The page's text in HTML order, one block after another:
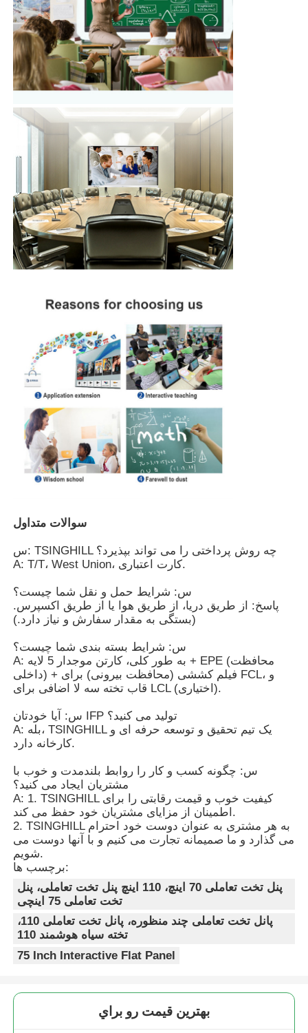
تخته سیاه نانو هوشمند
صفحه نمایش تعاملی اتاق جلسه
برد هوشمند تعاملی دیجیتال
تابلوهای دیجیتال عمودی
کیوسک تعاملی روی زمین
صفحه تخت تعاملی
کیوسک صفحه لمسی افقی
تخته سفید تعاملی IR
تخته سیاه هوشمند
پنل تخت تعاملی کنفرانس
سوالات متداول
س: TSINGHILL چه روش پرداختی را می تواند بپذیرد؟
A: T/T، West Union، کارت اعتباری.
س: شرایط حمل و نقل شما چیست؟
پاسخ: از طریق دریا، از طریق هوا یا از طریق اکسپرس.
(بستگی به مقدار سفارش و نیاز دارد.)
س: شرایط بسته بندی شما چیست؟
A: به طور کلی، کارتن موجدار 5 لایه + EPE (محافظت
داخلی) + فیلم کششی (محافظت بیرونی) برای FCL، و
قاب تخته سه لا اضافی برای LCL (اختیاری).
س: آیا خودتان IFP تولید می کنید؟
A: بله، TSINGHILL یک تیم تحقیق و توسعه حرفه ای و
کارخانه دارد.
س: چگونه کسب و کار را روابط بلندمدت و خوب با
مشتریان ایجاد می کنید؟
A: 1. TSINGHILL کیفیت خوب و قیمت رقابتی را برای
اطمینان از مزایای مشتریان خود حفظ می کند.
2. TSINGHILL به هر مشتری به عنوان دوست خود احترام
می گذارد و ما صمیمانه تجارت می کنیم و با آنها دوست می
شویم.
برچسب ها:
پنل تخت تعاملی 70 اینچ، 110 اینچ پنل تخت تعاملی، پنل
تخت تعاملی 75 اینچی
پانل تخت تعاملی چند منظوره، پانل تخت تعاملی 110،
تخته سیاه هوشمند 110
75 Inch Interactive Flat Panel
بهترين قيمت رو براي